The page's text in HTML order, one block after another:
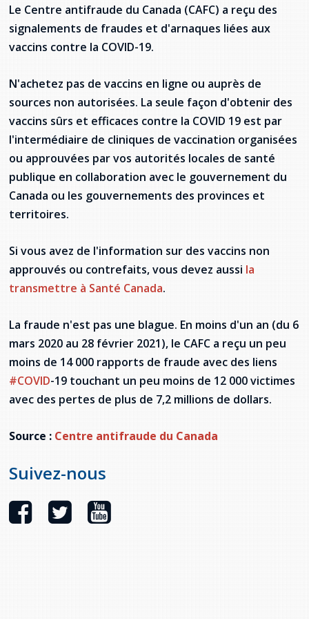
Jeux de la francophonie canadienne
Forum jeunesse pancanadien
Festival jeunesse de l'Acadie
Assemblée générale annuelle
Gestes et paroles ambigus
Admission au barreau
Ressources documentaires
Formulaires de procédure pénale
La Charte canadienne des droits et libertés
Lois fréquemment consultées
Commission des droits de la personne de
Terre-Neuve-et-Labrador
Acheter un véhicule neuf ou d'occasion ou
louer sur le long terme (leasing) un véhicule
neuf
Offres d'emploi (Secteur Justice)
Législation spéciale Covid-19
L'Aide juridique à Terre-Neuve-et-
Qu'est-ce que l'Aide juridique ?
Bureaux de l'Aide juridique de Terre-Neuve-
et-Labrador
Répertoire des juristes d'expression
française
Règlement Quiz RVF 2021
Continuons en français
Activités
Guide du système de santé à TNL
Annuaire de santé
Offres Actives
Santé mentale et dépendances
Société Santé en français (SSF)
Travailler en santé à TNL
Passeport Santé
Visages de la santé
Allison Chaytor
Maurice Nzoyamara
Lee Trowbridge
Randy Follet
Skye Fisher
Pamela Tucker
provincial
Ressources linguistiques pour la
communication en santé
Services en français
Ma langue, c'est ma fierté !
Carte des services en français
2SLGBTQIA+
Le Centre antifraude du Canada (CAFC) a reçu des
signalements de fraudes et d'arnaques liées aux
vaccins contre la COVID-19.
N'achetez pas de vaccins en ligne ou auprès de
sources non autorisées. La seule façon d'obtenir des
vaccins sûrs et efficaces contre la COVID 19 est par
l'intermédiaire de cliniques de vaccination organisées
ou approuvées par vos autorités locales de santé
publique en collaboration avec le gouvernement du
Canada ou les gouvernements des provinces et
territoires.
Si vous avez de l'information sur des vaccins non
approuvés ou contrefaits, vous devez aussi la
transmettre à Santé Canada.
La fraude n'est pas une blague. En moins d'un an (du 6
mars 2020 au 28 février 2021), le CAFC a reçu un peu
moins de 14 000 rapports de fraude avec des liens
#COVID-19 touchant un peu moins de 12 000 victimes
avec des pertes de plus de 7,2 millions de dollars.
Source : Centre antifraude du Canada
Suivez-nous